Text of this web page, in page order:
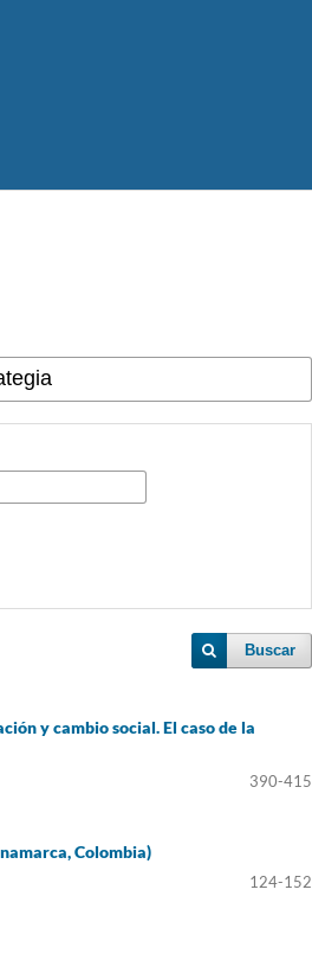
Buscar
y cambio social. El caso de la
390-415
Colombia)
124-152